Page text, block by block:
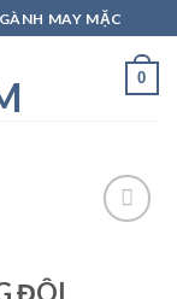
MAY MẶC
0
ĐÔI